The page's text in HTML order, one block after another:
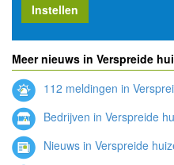
Instellen
Meer nieuws in Verspreide
112 meldingen in
Bedrijven in Verspreide
Nieuws in Verspreide